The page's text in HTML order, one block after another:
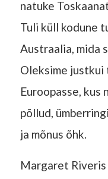
natuke
Tuli küll kodune
Austraalia, mida
Oleksime
Euroopasse, kus
põllud,
ja mõnus õhk.
Margaret Riveris